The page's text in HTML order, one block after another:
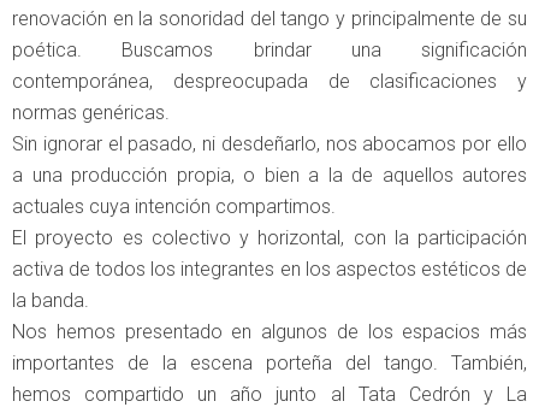
renovación en la sonoridad del tango y principalmente de su
poética. Buscamos brindar una significación
contemporánea, despreocupada de clasificaciones y
normas genéricas.
Sin ignorar el pasado, ni desdeñarlo, nos abocamos por ello
a una producción propia, o bien a la de aquellos autores
actuales cuya intención compartimos.
El proyecto es colectivo y horizontal, con la participación
activa de todos los integrantes en los aspectos estéticos de
la banda.
Nos hemos presentado en algunos de los espacios más
importantes de la escena porteña del tango. También,
hemos compartido un año junto al Tata Cedrón y La